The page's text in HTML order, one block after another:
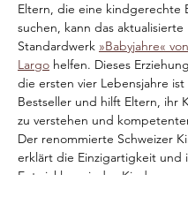
Eltern, die eine kindgerechte
suchen, kann das aktualisierte
Standardwerk »Babyjahre«
Largo helfen. Dieses
die ersten vier Lebensjahre ist
Bestseller und hilft Eltern, ihr
zu verstehen und
Der renommierte Schweizer
erklärt die Einzigartigkeit und
Entwicklung jedes Kindes.